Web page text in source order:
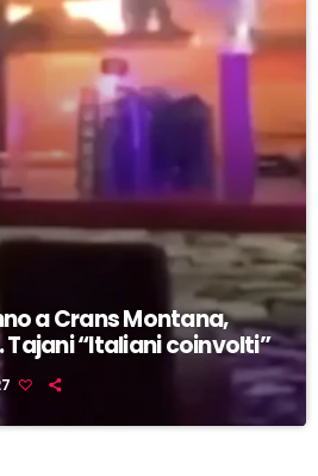
a Crans Montana,
“Italiani coinvolti”